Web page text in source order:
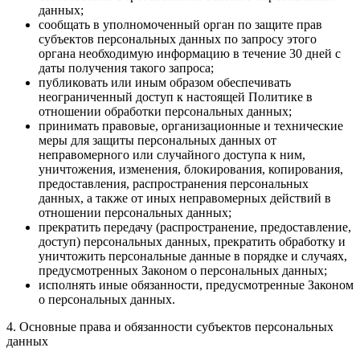
данных;
сообщать в уполномоченный орган по защите прав
субъектов персональных данных по запросу этого
органа необходимую информацию в течение 30 дней с
даты получения такого запроса;
публиковать или иным образом обеспечивать
неограниченный доступ к настоящей Политике в
отношении обработки персональных данных;
принимать правовые, организационные и технические
меры для защиты персональных данных от
неправомерного или случайного доступа к ним,
уничтожения, изменения, блокирования, копирования,
предоставления, распространения персональных
данных, а также от иных неправомерных действий в
отношении персональных данных;
прекратить передачу (распространение, предоставление,
доступ) персональных данных, прекратить обработку и
уничтожить персональные данные в порядке и случаях,
предусмотренных Законом о персональных данных;
исполнять иные обязанности, предусмотренные Законом
о персональных данных.
4. Основные права и обязанности субъектов персональных
данных